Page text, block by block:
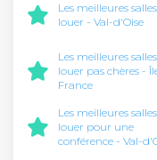
Les meilleures
louer - Val-d'Oise
Les meilleures
louer pas chères -
France
Les meilleures
louer pour une
conférence - Val-